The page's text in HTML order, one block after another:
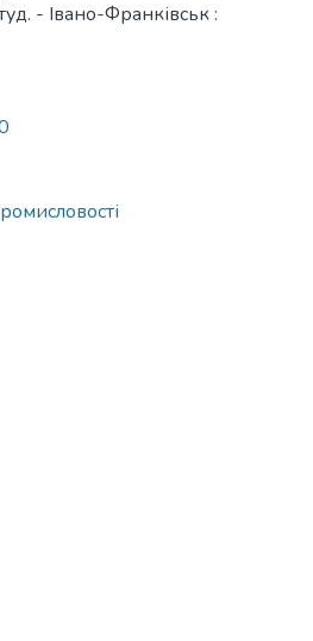
- Івано-Франківськ :